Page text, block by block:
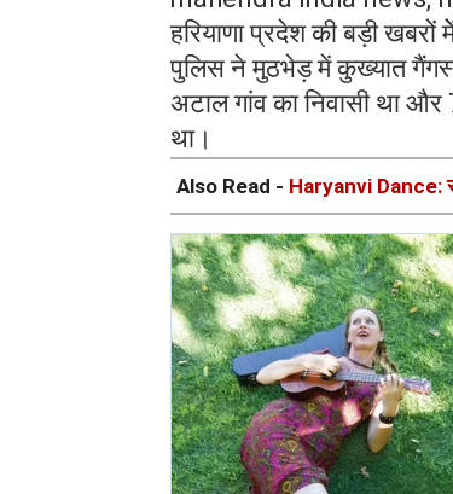
हरियाणा प्रदेश की बड़ी
पुलिस ने मुठभेड़ में कुख्यात
अटाल गांव का निवासी था
था।
Also Read - Haryanvi Dance: